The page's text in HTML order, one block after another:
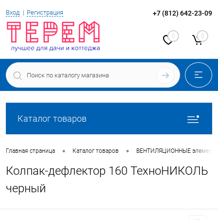
Вход Регистрация +7 (812) 642-23-09
0 0
Каталог товаров
Главная страница • Каталог товаров • ВЕНТИЛЯЦИОННЫЕ
Колпак-дефлектор 160 ТехноНИКОЛЬ
черный